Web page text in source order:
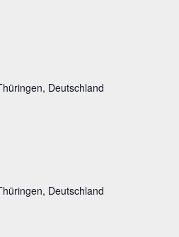
Deutschland
Deutschland